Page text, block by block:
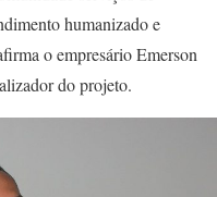
humanizado e
o empresário Emerson
do projeto.